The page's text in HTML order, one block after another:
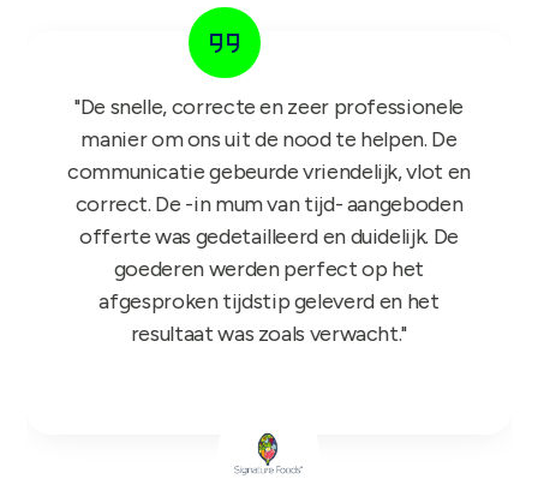
Product Manager bij Zambon
"Het GIFT FOR KIDS project is een succes in
de roos! Onze reps zijn er nu sinds maandag
mee aan de slag en niets dan lovende
feedback dus nogmaals bedankt!"